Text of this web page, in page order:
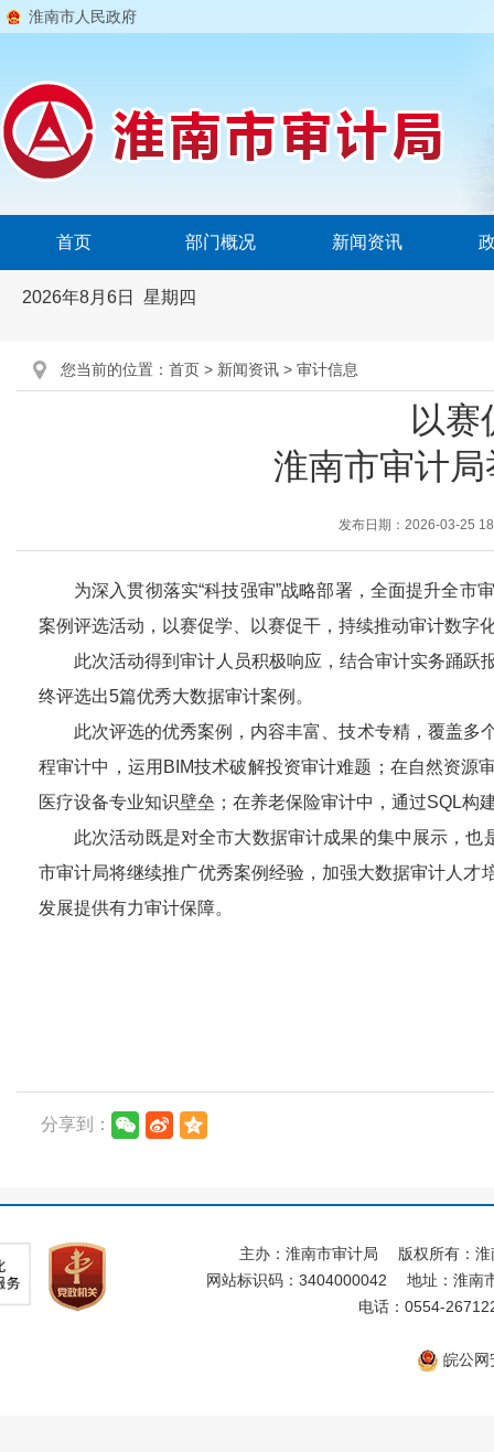
淮南市人民政府
首页 部门概况 新闻资讯
2026年8月6日 星期四
您当前的位置： 首页 > 新闻资讯 > 审计信息
以
淮南市审计
发布日期：2026-03-25
为深入贯彻落实“科技强审”战略部署，全面提升全
案例评选活动，以赛促学、以赛促干，持续推动审计数字
此次活动得到审计人员积极响应，结合审计实务踊
终评选出5篇优秀大数据审计案例。
此次评选的优秀案例，内容丰富、技术专精，覆盖
程审计中，运用BIM技术破解投资审计难题；在自然资源
医疗设备专业知识壁垒；在养老保险审计中，通过SQL
此次活动既是对全市大数据审计成果的集中展示，
市审计局将继续推广优秀案例经验，加强大数据审计人
发展提供有力审计保障。
分享到：
主办：淮南市审计局
版权所有：
网站标识码：3404000042
地址：淮南
电话：0554-
皖公网